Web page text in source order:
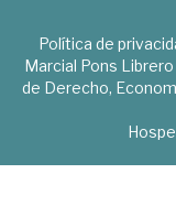
Política de
Marcial Pons
de Derecho,